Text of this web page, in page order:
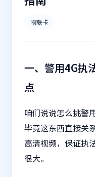
物联卡
一、警用4G执
点
咱们说说怎么挑警
毕竟这东西直接关
高清视频，保证执
很大。